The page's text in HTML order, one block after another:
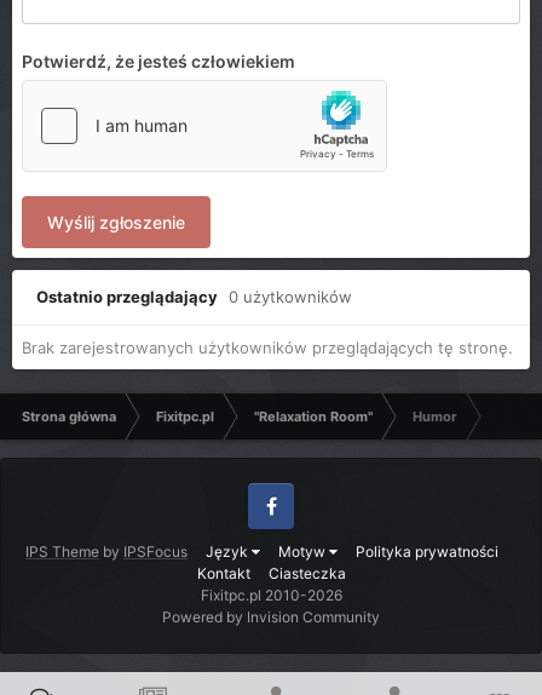
Potwierdź, że jesteś człowiekiem
Wyślij zgłoszenie
Ostatnio przeglądający 0 użytkowników
Brak zarejestrowanych użytkowników przeglądających tę stronę.
Strona główna Fixitpc.pl "Relaxation Room" Humor
IPS Theme by IPSFocus Język Motyw
Polityka prywatności
Kontakt
Ciasteczka
Facebook
Fixitpc.pl 2010-2026
Powered by Invision Community